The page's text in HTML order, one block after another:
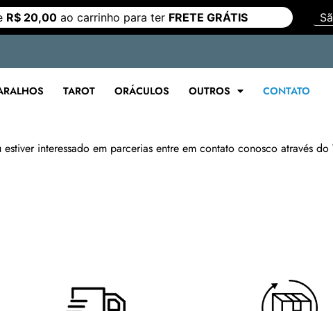
R$ 20,00ao carrinho para ter FRETE GRÁTIS
TAROT ORÁCULOS OUTROS CONTATO
interessado em parcerias entre em contato conosco através